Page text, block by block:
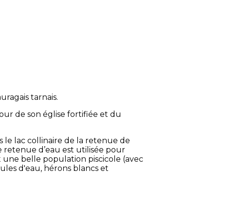
tarnais.
de son église fortifiée et du
le lac collinaire de la retenue de
retenue d’eau est utilisée pour
une belle population piscicole (avec
d'eau, hérons blancs et